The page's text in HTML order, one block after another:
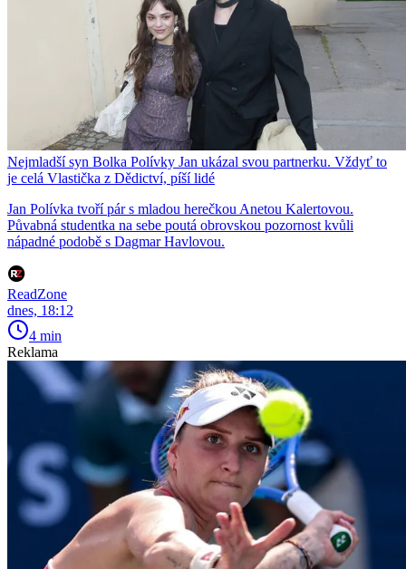
Nejmladší syn Bolka Polívky Jan ukázal svou partnerku. Vždyť to
je celá Vlastička z Dědictví, píší lidé
Jan Polívka tvoří pár s mladou herečkou Anetou Kalertovou.
Půvabná studentka na sebe poutá obrovskou pozornost kvůli
nápadné podobě s Dagmar Havlovou.
ReadZone
dnes, 18:12
4 min
Reklama